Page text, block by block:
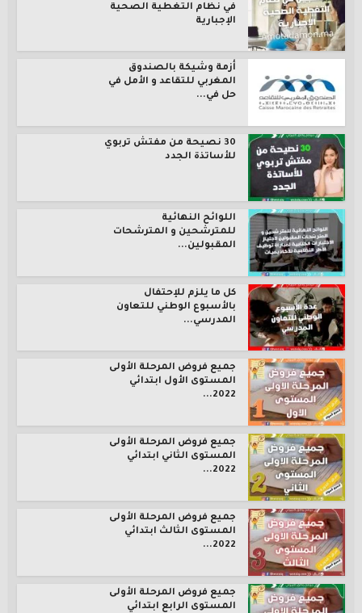
في نظام التغطية الصحية
الإجبارية
أزمة وشيكة بالصندوق
المغربي للتقاعد و الأمل في
حل في...
30 نصيحة من مفتش تربوي
للأساتذة الجدد
اللوائح النهائية
للمترشحين و المترشحات
المقبولين...
كل ما يلزم للإحتفال
بالأسبوع الوطني للتعاون
المدرسي...
جميع فروض المرحلة الأولى
المستوى الأول ابتدائي
2022...
جميع فروض المرحلة الأولى
المستوى الثاني ابتدائي
2022...
جميع فروض المرحلة الأولى
المستوى الثالث ابتدائي
2022...
جميع فروض المرحلة الأولى
المستوى الرابع ابتدائي